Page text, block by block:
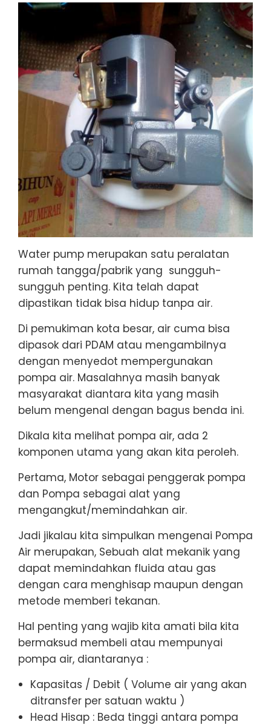
Water pump merupakan satu peralatan
rumah tangga/pabrik yang sungguh-
sungguh penting. Kita telah dapat
dipastikan tidak bisa hidup tanpa air.
Di pemukiman kota besar, air cuma bisa
dipasok dari PDAM atau mengambilnya
dengan menyedot mempergunakan
pompa air. Masalahnya masih banyak
masyarakat diantara kita yang masih
belum mengenal dengan bagus benda ini.
Dikala kita melihat pompa air, ada 2
komponen utama yang akan kita peroleh.
Pertama, Motor sebagai penggerak pompa
dan Pompa sebagai alat yang
mengangkut/memindahkan air.
Jadi jikalau kita simpulkan mengenai Pompa
Air merupakan, Sebuah alat mekanik yang
dapat memindahkan fluida atau gas
dengan cara menghisap maupun dengan
metode memberi tekanan.
Hal penting yang wajib kita amati bila kita
bermaksud membeli atau mempunyai
pompa air, diantaranya :
Kapasitas / Debit ( Volume air yang akan
ditransfer per satuan waktu )
Head Hisap : Beda tinggi antara pompa